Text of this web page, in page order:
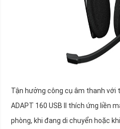
Tận hưởng công cụ âm thanh với
ADAPT 160 USB II thích ứng liền
phòng, khi đang di chuyển hoặc